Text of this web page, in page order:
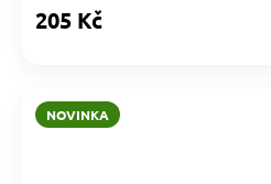
205 Kč
NOVINKA